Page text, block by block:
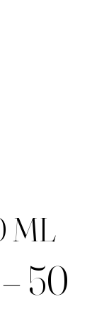
ML
50